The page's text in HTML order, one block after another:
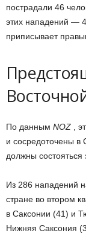
пострадали 46
этих нападений —
приписывает
По данным NOZ ,
и сосредоточены в
должны
Из 286 нападений
стране во втором
в Саксонии (41) и
Нижняя Саксония